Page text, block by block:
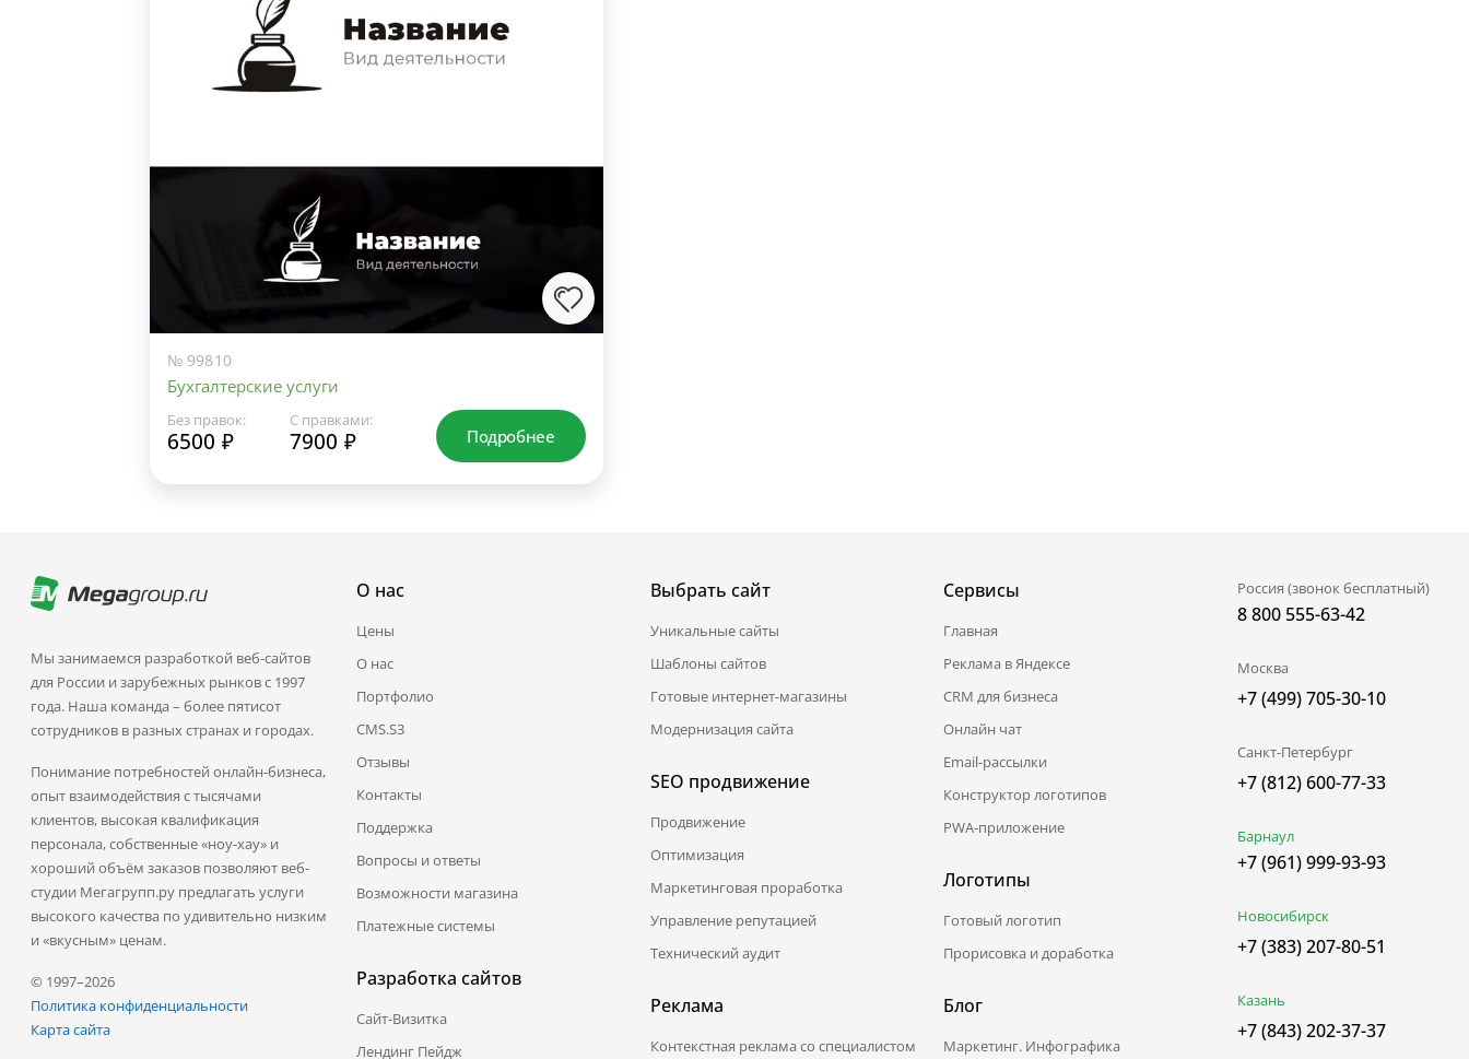
№ 99810
Бухгалтерские услуги
Без правок:
6500 ₽
С правками:
7900 ₽ Подробнее
Мы занимаемся разработкой веб-сайтов
для России и зарубежных рынков с 1997
года. Наша команда – более пятисот
сотрудников в разных странах и городах.
Понимание потребностей онлайн-бизнеса,
опыт взаимодействия с тысячами
клиентов, высокая квалификация
персонала, собственные «ноу-хау» и
хороший объём заказов позволяют веб-
студии Мегагрупп.ру предлагать услуги
высокого качества по удивительно низким
и «вкусным» ценам.
© 1997–2026
Политика конфиденциальности
Карта сайта
О нас
Цены
О нас
Портфолио
CMS.S3
Отзывы
Контакты
Поддержка
Вопросы и ответы
Возможности магазина
Платежные системы
Разработка сайтов
Сайт-Визитка
Лендинг Пейдж
Выбрать сайт
Уникальные сайты
Шаблоны сайтов
Готовые интернет-магазины
Модернизация сайта
SEO продвижение
Продвижение
Оптимизация
Маркетинговая проработка
Управление репутацией
Технический аудит
Реклама
Контекстная реклама со специалистом
Сервисы
Главная
Реклама в Яндексе
CRM для бизнеса
Онлайн чат
Email-рассылки
Конструктор логотипов
PWA-приложение
Логотипы
Готовый логотип
Прорисовка и доработка
Блог
Маркетинг. Инфографика
Россия (звонок бесплатный)
8 800 555-63-42
Москва
+7 (499) 705-30-10
Санкт-Петербург
+7 (812) 600-77-33
Барнаул
+7 (961) 999-93-93
Новосибирск
+7 (383) 207-80-51
Казань
+7 (843) 202-37-37